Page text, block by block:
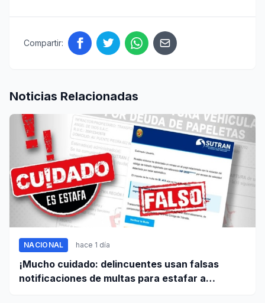
Compartir:
Noticias Relacionadas
NACIONAL hace 1 día
¡Mucho cuidado: delincuentes usan falsas
notificaciones de multas para estafar a